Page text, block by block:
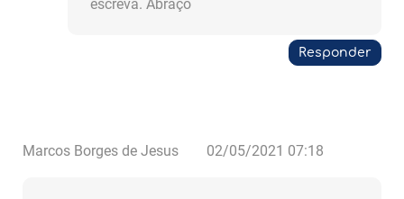
escreva. Abraço
Responder
Marcos Borges de Jesus 02/05/2021 07:18